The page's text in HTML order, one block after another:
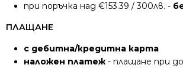
при поръчка над €153.39 / 300лв. -
ПЛАЩАНЕ
с дебитна/кредитна карта
наложен платеж - плащане при